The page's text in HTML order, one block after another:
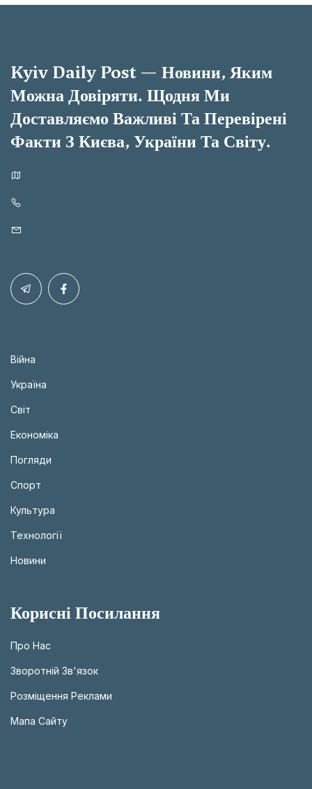
Kyiv Daily Post — Новини, Яким
Можна Довіряти. Щодня Ми
Доставляємо Важливі Та Перевірені
Факти З Києва, України Та Світу.
Війна
Україна
Світ
Економіка
Погляди
Спорт
Культура
Технології
Новини
Корисні Посилання
Про Нас
Зворотній Зв'язок
Розміщення Реклами
Мапа Сайту